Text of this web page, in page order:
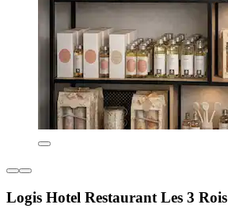
Logis Hotel Restaurant Les 3 Rois